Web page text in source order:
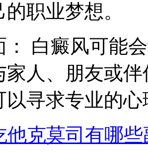
职业梦想。
： 白癜风可能
家人、朋友或
以寻求专业的
他克莫司有哪